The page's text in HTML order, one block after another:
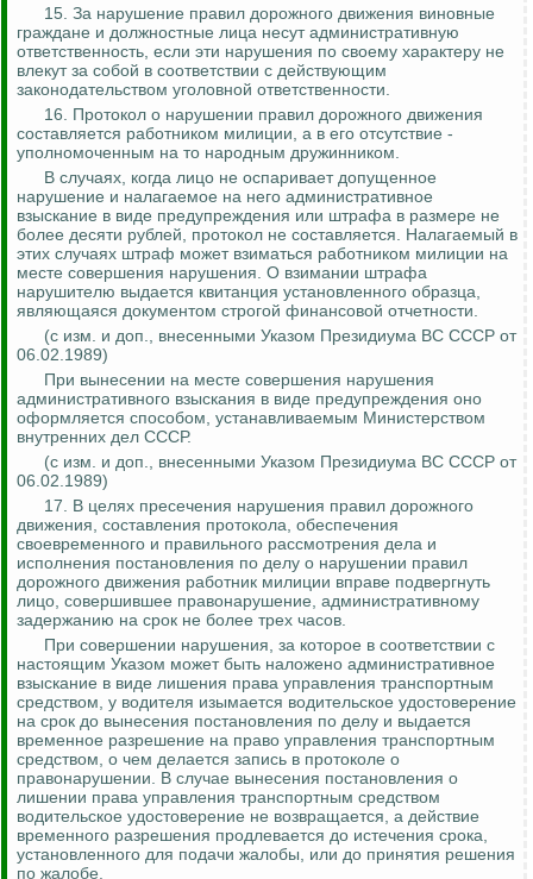
15. За нарушение правил дорожного движения виновные
граждане и должностные лица несут административную
ответственность, если эти нарушения по своему характеру не
влекут за собой в соответствии с действующим
законодательством уголовной ответственности.
16. Протокол о нарушении правил дорожного движения
составляется работником милиции, а в его отсутствие -
уполномоченным на то народным дружинником.
В случаях, когда лицо не оспаривает допущенное
нарушение и налагаемое на него административное
взыскание в виде предупреждения или штрафа в размере не
более десяти рублей, протокол не составляется. Налагаемый в
этих случаях штраф может взиматься работником милиции на
месте совершения нарушения. О взимании штрафа
нарушителю выдается квитанция установленного образца,
являющаяся документом строгой финансовой отчетности.
(с изм. и доп., внесенными Указом Президиума ВС СССР от
06.02.1989)
При вынесении на месте совершения нарушения
административного взыскания в виде предупреждения оно
оформляется способом, устанавливаемым Министерством
внутренних дел СССР.
(с изм. и доп., внесенными Указом Президиума ВС СССР от
06.02.1989)
17. В целях пресечения нарушения правил дорожного
движения, составления протокола, обеспечения
своевременного и правильного рассмотрения дела и
исполнения постановления по делу о нарушении правил
дорожного движения работник милиции вправе подвергнуть
лицо, совершившее правонарушение, административному
задержанию на срок не более трех часов.
При совершении нарушения, за которое в соответствии с
настоящим Указом может быть наложено административное
взыскание в виде лишения права управления транспортным
средством, у водителя изымается водительское удостоверение
на срок до вынесения постановления по делу и выдается
временное разрешение на право управления транспортным
средством, о чем делается запись в протоколе о
правонарушении. В случае вынесения постановления о
лишении права управления транспортным средством
водительское удостоверение не возвращается, а действие
временного разрешения продлевается до истечения срока,
установленного для подачи жалобы, или до принятия решения
по жалобе.